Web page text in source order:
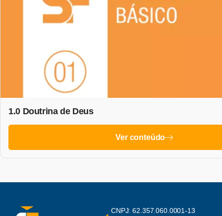
1.0 Doutrina de Deus
Ver conteúdo
CNPJ: 62.357.060.0001-13